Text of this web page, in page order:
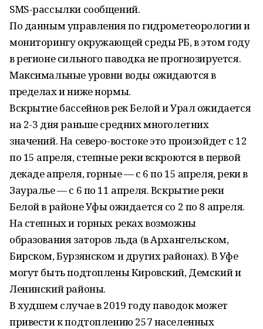
SMS-рассылки сообщений.
По данным управления по гидрометеорологии и
мониторингу окружающей среды РБ, в этом году
в регионе сильного паводка не прогнозируется.
Максимальные уровни воды ожидаются в
пределах и ниже нормы.
Вскрытие бассейнов рек Белой и Урал ожидается
на 2-3 дня раньше средних многолетних
значений. На северо-востоке это произойдет с 12
по 15 апреля, степные реки вскроются в первой
декаде апреля, горные — с 6 по 15 апреля, реки в
Зауралье — с 6 по 11 апреля. Вскрытие реки
Белой в районе Уфы ожидается со 2 по 8 апреля.
На степных и горных реках возможны
образования заторов льда (в Архангельском,
Бирском, Бурзянском и других районах). В Уфе
могут быть подтоплены Кировский, Демский и
Ленинский районы.
В худшем случае в 2019 году паводок может
привести к подтоплению 257 населенных